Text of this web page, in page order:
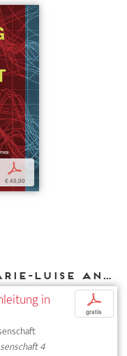
p
€ 45,00
Weitere Texte von Marie-Luise Angerer bei DIAPHANES
in
4
p
gratis